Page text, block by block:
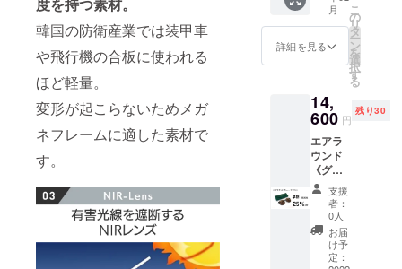
度を持つ素材。
韓国の防衛産業では装甲車
や飛行機の合板に使われる
ほど軽量。
変形が起こらないためメガ
ネフレームに適した素材で
す。
況によ
り出荷
時期が
ご連絡
致しま
ハード
ケース
× 1 ■レ
ンズク
リー
円 →
14,600
円
（税・
【内
容】 ■
エアス
クエア
× 1 （フ
レー
ム：グ
レー
レン
ズ：ブ
ラウ
ン） ■
月
詳細を見る
こ
の
リ
タ
ー
ン
を
選
択
す
る
14,
600 円
残り30
エアラ
ウンド
《グ
レー・
ブラウ
ン》
【早割
25％OF
F】 定
支援
者：
0人
お届
け予
定：